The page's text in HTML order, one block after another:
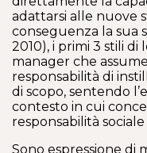
adattarsi alle nuove
conseguenza la sua
2010), i primi 3 stili
manager che
responsabilità di
di scopo, sentendo
contesto in cui
responsabilità
Sono espressione di